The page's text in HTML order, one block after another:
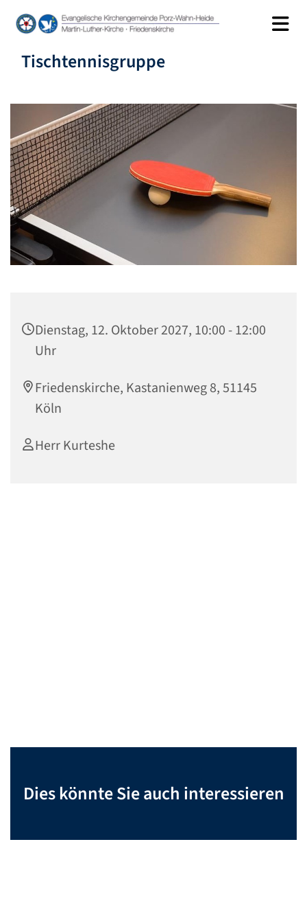
Tischtennisgruppe
Dienstag, 12. Oktober 2027, 10:00 - 12:00
Uhr
Friedenskirche, Kastanienweg 8, 51145
Köln
Herr Kurteshe
Dies könnte Sie auch interessieren